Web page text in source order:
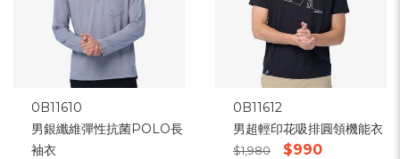
0B11610
男銀纖維彈性抗菌POLO長
袖衣
0B11612
男超輕印花吸排圓領機能衣
$1,980 $990